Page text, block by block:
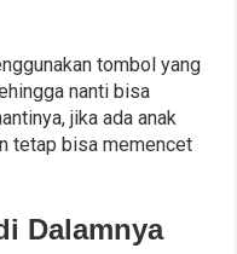
tombol yang
nanti bisa
jika ada anak
tetap bisa memencet
Dalamnya